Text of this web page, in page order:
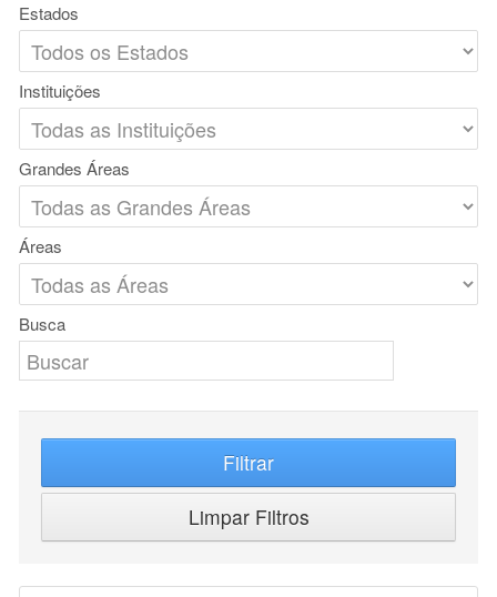
Estados
Instituições
Grandes Áreas
Áreas
Busca
Filtrar
Limpar Filtros